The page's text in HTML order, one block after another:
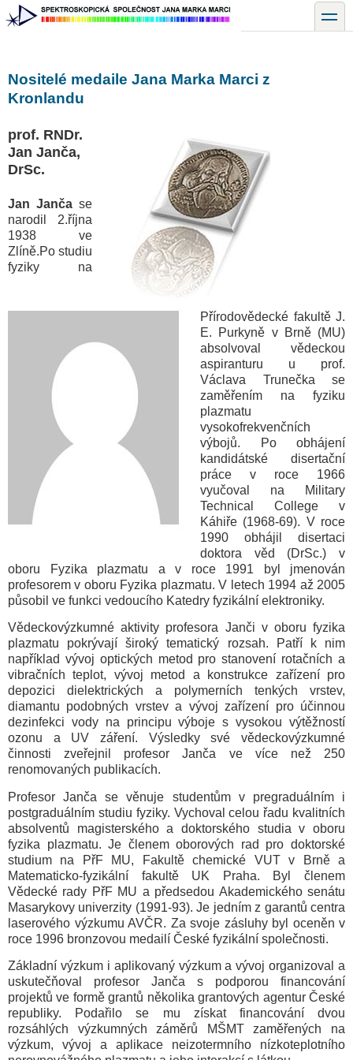
Přejít
k
toggle
Nositelé medaile Jana Marka Marci z
Kronlandu
prof. RNDr.
Jan Janča,
DrSc.
Jan Janča se
narodil 2.října
1938 ve
Zlíně.Po studiu
fyziky na
Přírodovědecké fakultě J.
E. Purkyně v Brně (MU)
absolvoval vědeckou
aspiranturu u prof.
Václava Trunečka se
zaměřením na fyziku
plazmatu
vysokofrekvenčních
výbojů. Po obhájení
kandidátské disertační
práce v roce 1966
vyučoval na Military
Technical College v
Káhiře (1968-69). V roce
1990 obhájil disertaci
doktora věd (DrSc.) v
oboru Fyzika plazmatu a v roce 1991 byl jmenován
profesorem v oboru Fyzika plazmatu. V letech 1994 až 2005
působil ve funkci vedoucího Katedry fyzikální elektroniky.
Vědeckovýzkumné aktivity profesora Janči v oboru fyzika
plazmatu pokrývají široký tematický rozsah. Patří k nim
například vývoj optických metod pro stanovení rotačních a
vibračních teplot, vývoj metod a konstrukce zařízení pro
depozici dielektrických a polymerních tenkých vrstev,
diamantu podobných vrstev a vývoj zařízení pro účinnou
dezinfekci vody na principu výboje s vysokou výtěžností
ozonu a UV záření. Výsledky své vědeckovýzkumné
činnosti zveřejnil profesor Janča ve více než 250
renomovaných publikacích.
Profesor Janča se věnuje studentům v pregraduálním i
postgraduálním studiu fyziky. Vychoval celou řadu kvalitních
absolventů magisterského a doktorského studia v oboru
fyzika plazmatu. Je členem oborových rad pro doktorské
studium na PřF MU, Fakultě chemické VUT v Brně a
Matematicko-fyzikální fakultě UK Praha. Byl členem
Vědecké rady PřF MU a předsedou Akademického senátu
Masarykovy univerzity (1991-93). Je jedním z garantů centra
laserového výzkumu AVČR. Za svoje zásluhy byl oceněn v
roce 1996 bronzovou medailí České fyzikální společnosti.
Základní výzkum i aplikovaný výzkum a vývoj organizoval a
uskutečňoval profesor Janča s podporou financování
projektů ve formě grantů několika grantových agentur České
republiky. Podařilo se mu získat financování dvou
rozsáhlých výzkumných záměrů MŠMT zaměřených na
výzkum, vývoj a aplikace neizotermního nízkoteplotního